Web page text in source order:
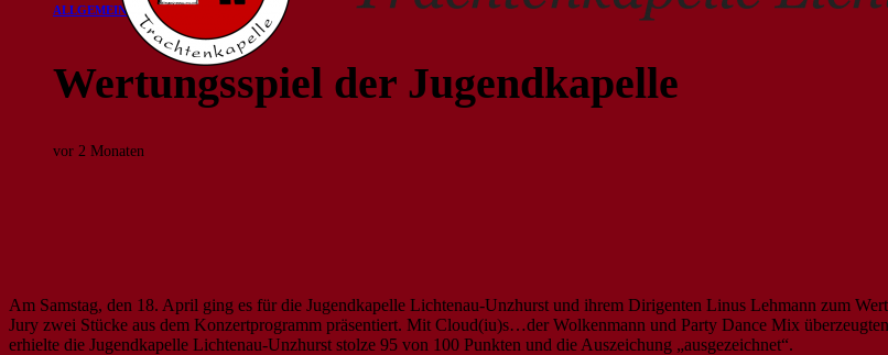
ALLGEMEINBERICHTE
Wertungsspiel der Jugendkapelle
vor 2 Monaten
Am Samstag, den 18. April ging es für die Jugendkapelle Lichtenau-Unzhurst und ihrem Dirigenten Linus Lehmann zum
Jury zwei Stücke aus dem Konzertprogramm präsentiert. Mit Cloud(iu)s…der Wolkenmann und Party Dance Mix
erhielte die Jugendkapelle Lichtenau-Unzhurst stolze 95 von 100 Punkten und die Auszeichung „ausgezeichnet“.